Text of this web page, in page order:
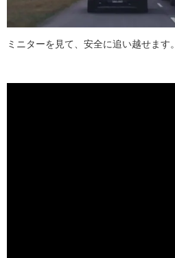
ミニターを見て、安全に追い越せます。